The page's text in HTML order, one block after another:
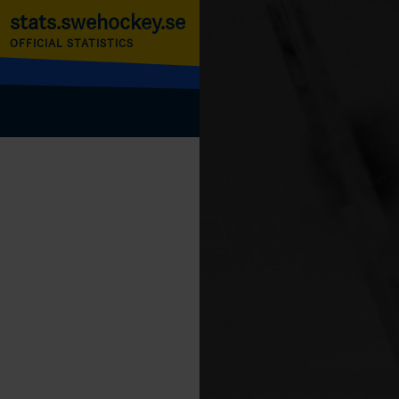
stats.swehockey.se
OFFICIAL STATISTICS